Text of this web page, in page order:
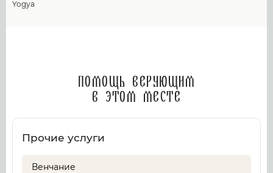
Yogya
Помощь верующим
в этом месте
Прочие услуги
Венчание